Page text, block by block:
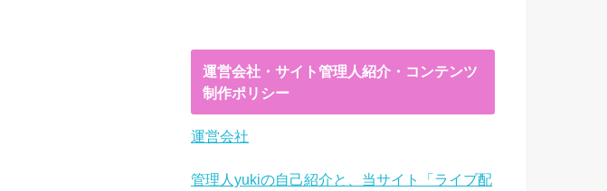
運営会社・サイト管理人紹介・コンテンツ
制作ポリシー
運営会社
管理人yukiの自己紹介と、当サイト「ライブ配